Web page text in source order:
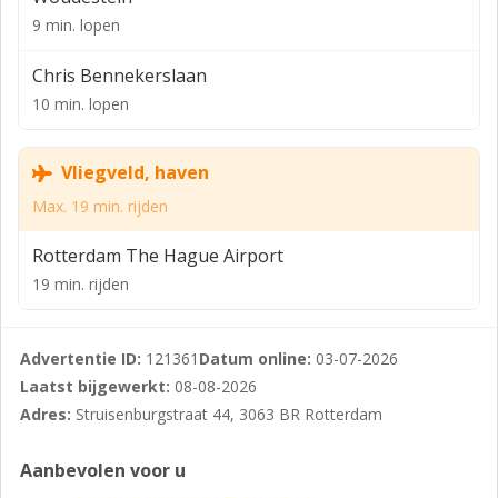
parkeerplaatsen op eigen terrein, wat in deze
vormt. De ruimte is per direct beschikbaar en kan
desgewenst naar wens van de huurder worden
Oppervlakte/indeling
1e verdieping: circa 220 m² kantoorruimte
Parkeren
Bij de kantoorruimte horen twee parkeerplaatsen op
de openbare weg kan tegen betaling worden
geparkeerd, bij de gemeente Rotterdam kunnen
parkeervergunningen worden aangevraagd.
Per direct.
9 min. lopen
Chris Bennekerslaan
10 min. lopen
Vliegveld, haven
Max. 19 min. rijden
Rotterdam The Hague Airport
19 min. rijden
Advertentie ID: 121361 Datum online: 03-07-2026
Laatst bijgewerkt: 08-08-2026
Adres: Struisenburgstraat 44, 3063 BR Rotterdam
Aanbevolen voor u